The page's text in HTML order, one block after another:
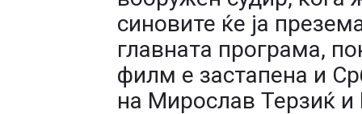
синовите ќе ја
главната програма,
филм е застапена и
на Мирослав Терзиќ и